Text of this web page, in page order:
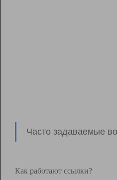
Часто задаваемые
Как работают ссылки?